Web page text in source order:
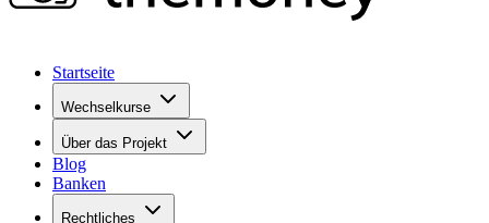
Startseite
Wechselkurse
Über das Projekt
Blog
Banken
Rechtliches